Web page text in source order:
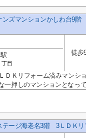
ンズマンションかしわ台9
駅
丁目
徒歩
ＤＫリフォーム済みマンシ
一押しのマンションとなっ
テージ海老名3階 3ＬＤＫリ